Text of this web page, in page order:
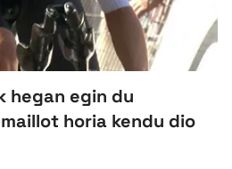
hegan egin du
horia kendu dio